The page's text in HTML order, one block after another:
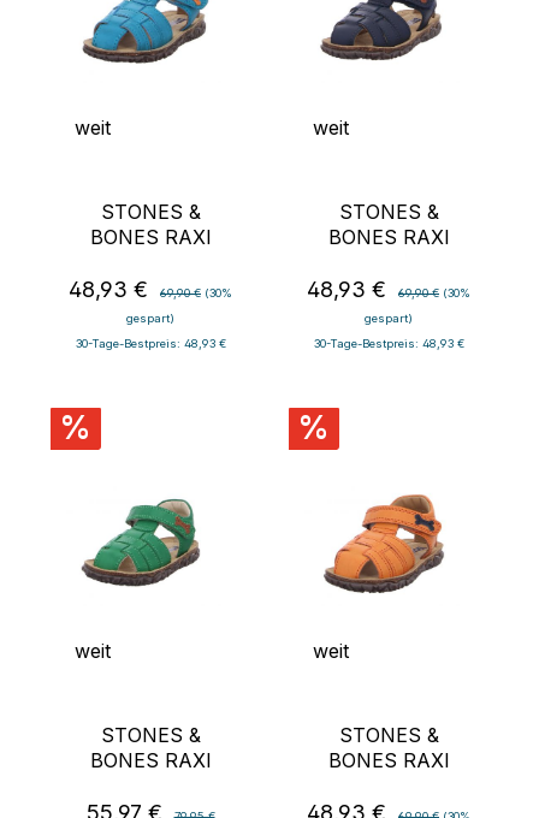
weit
STONES &
BONES RAXI
Verkaufspreis:
48,93 € 69,90 € (30%
gespart)
30-Tage-Bestpreis: 48,93 €
weit
STONES &
BONES RAXI
Verkaufspreis:
48,93 € 69,90 € (30%
gespart)
30-Tage-Bestpreis: 48,93 €
%
weit
STONES &
BONES RAXI
Verkaufspreis:Regulärer Preis:
%
weit
STONES &
BONES RAXI
Verkaufspreis:Regulärer Preis: